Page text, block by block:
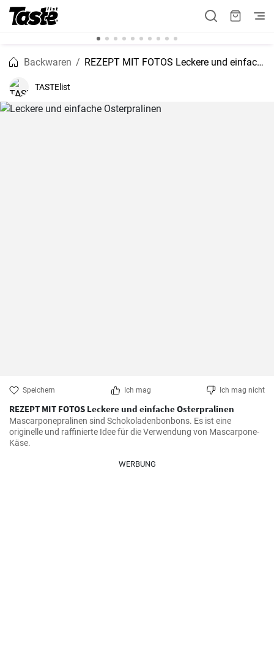
Backwaren REZEPT MIT FOTOS Leckere und einfache Osterpralinen
TASTElist
Speichern Ich mag Ich mag nicht
REZEPT MIT FOTOS Leckere und einfache Osterpralinen
Mascarponepralinen sind Schokoladenbonbons. Es ist eine
originelle und raffinierte Idee für die Verwendung von Mascarpone-
Käse.
WERBUNG